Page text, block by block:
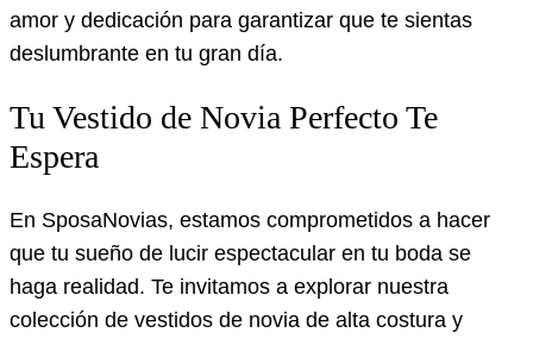
amor y dedicación para garantizar que te sientas
deslumbrante en tu gran día.
Tu Vestido de Novia Perfecto Te
Espera
En SposaNovias, estamos comprometidos a hacer
que tu sueño de lucir espectacular en tu boda se
haga realidad. Te invitamos a explorar nuestra
colección de vestidos de novia de alta costura y